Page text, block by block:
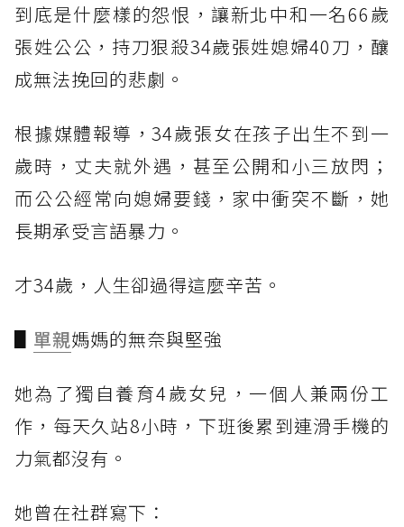
到底是什麼樣的怨恨，讓新北中和一名66歲
張姓公公，持刀狠殺34歲張姓媳婦40刀，釀
成無法挽回的悲劇。
根據媒體報導，34歲張女在孩子出生不到一
歲時，丈夫就外遇，甚至公開和小三放閃；
而公公經常向媳婦要錢，家中衝突不斷，她
長期承受言語暴力。
才34歲，人生卻過得這麼辛苦。
▋ 單親媽媽的無奈與堅強
她為了獨自養育4歲女兒，一個人兼兩份工
作，每天久站8小時，下班後累到連滑手機的
力氣都沒有。
她曾在社群寫下：